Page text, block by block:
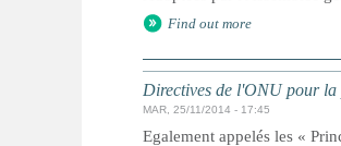
Find out more
Directives de l'ONU pour la
MAR, 25/11/2014 - 17:45
Egalement appelés les «